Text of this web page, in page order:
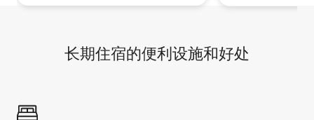
长期住宿的便利设施和好处